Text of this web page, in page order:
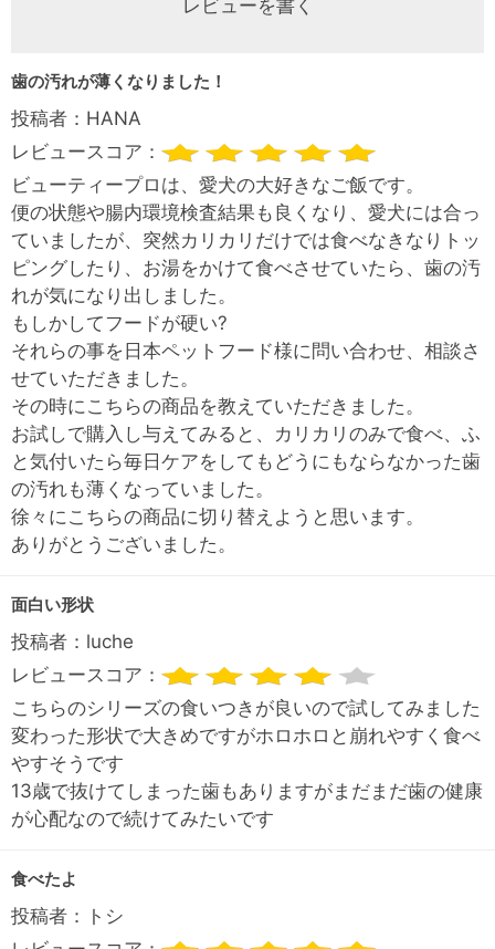
レビューを書く
歯の汚れが薄くなりました！
投稿者： HANA
レビュースコア：
ビューティープロは、愛犬の大好きなご飯です。
便の状態や腸内環境検査結果も良くなり、愛犬には合っ
ていましたが、突然カリカリだけでは食べなきなりトッ
ピングしたり、お湯をかけて食べさせていたら、歯の汚
れが気になり出しました。
もしかしてフードが硬い?
それらの事を日本ペットフード様に問い合わせ、相談さ
せていただきました。
その時にこちらの商品を教えていただきました。
お試しで購入し与えてみると、カリカリのみで食べ、ふ
と気付いたら毎日ケアをしてもどうにもならなかった歯
の汚れも薄くなっていました。
徐々にこちらの商品に切り替えようと思います。
ありがとうございました。
面白い形状
投稿者： luche
レビュースコア：
こちらのシリーズの食いつきが良いので試してみました
変わった形状で大きめですがホロホロと崩れやすく食べ
やすそうです
13歳で抜けてしまった歯もありますがまだまだ歯の健康
が心配なので続けてみたいです
食べたよ
投稿者：
トシ